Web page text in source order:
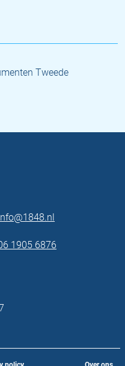
Tweede
1905 6876